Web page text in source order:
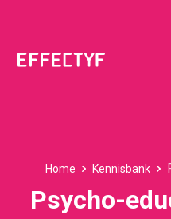
Home Kennisbank
Psycho-